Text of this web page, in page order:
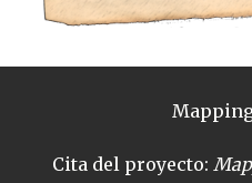
Cita del proyecto: